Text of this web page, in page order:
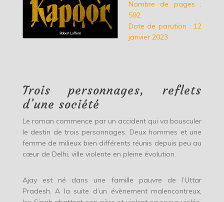
Nombre de pages :
592
Date de parution : 12
janvier 2023
Trois personnages, reflets
d’une société
Le roman commence par un accident qui va bousculer
le destin de trois personnages. Deux hommes et une
femme de milieux bien différents réunis depuis peu au
cœur de Delhi, ville violente en pleine évolution.
Ajay est né dans une famille pauvre de l’Uttar
Pradesh. A la suite d’un évènement malencontreux,